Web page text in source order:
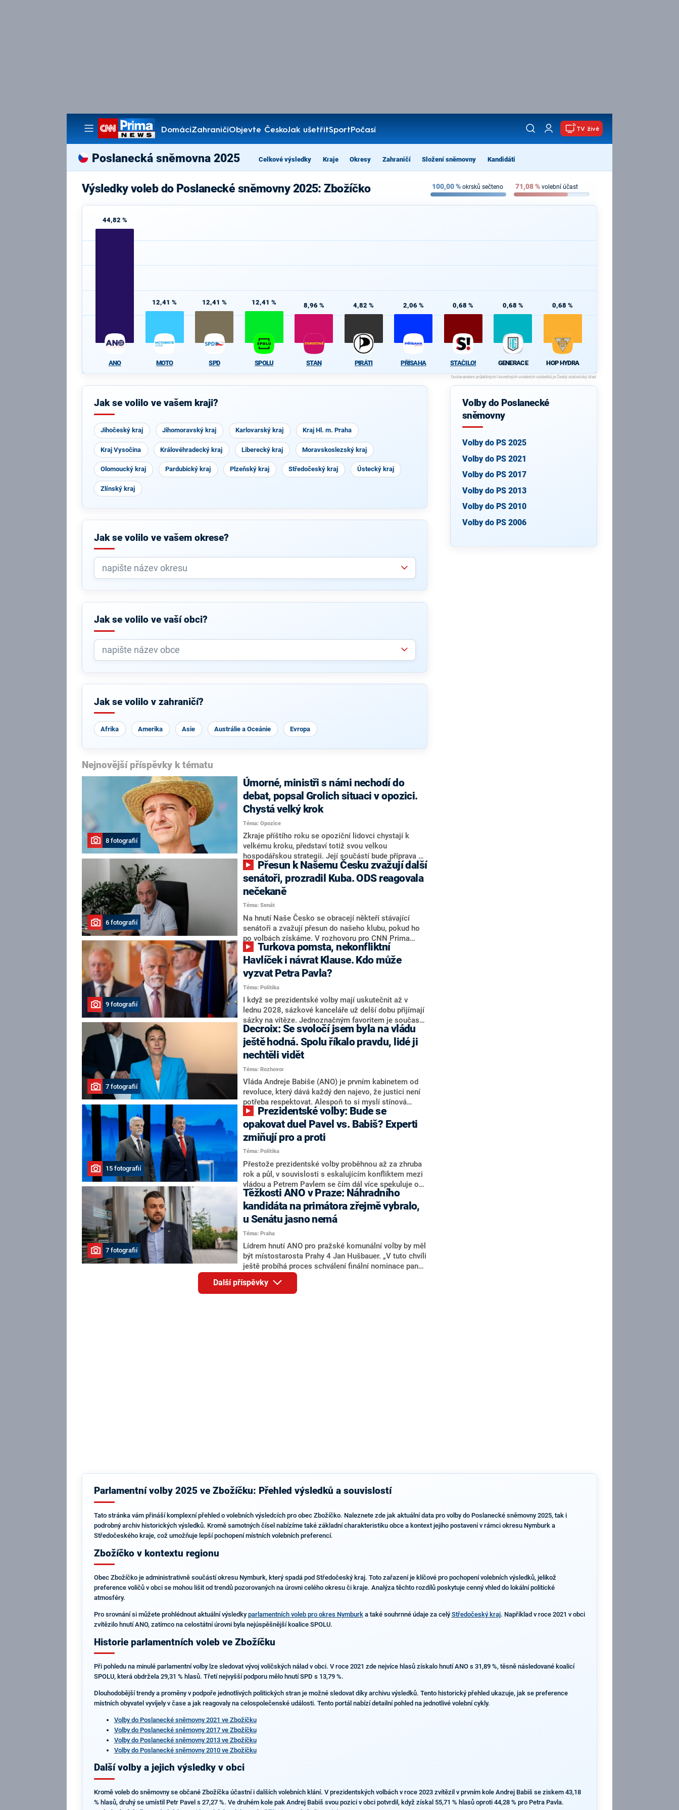
DomácíZahraničíObjevte ČeskoJak ušetřitSportPočasí
Pořady
TV živě
Poslanecká sněmovna 2025 Celkové výsledky Kraje Okresy Zahraničí Složení sněmovny Kandidáti
Výsledky voleb do Poslanecké sněmovny 2025: Zbožíčko 100,00% okrsků sečteno 71,08% volební účast
44,82 %
ANO
12,41 %
MOTO
12,41 %
SPD
12,41 %
SPOLU
8,96 %
STAN
4,82 %
PIRÁTI
2,06 %
PŘÍSAHA
0,68 %
STAČILO!
0,68 %
GENERACE
0,68 %
HOP HYDRA
Jak se volilo ve vašem kraji?
Jihočeský kraj Jihomoravský kraj Karlovarský kraj Kraj Hl. m. Praha
Kraj Vysočina Královéhradecký kraj Liberecký kraj Moravskoslezský kraj
Olomoucký kraj Pardubický kraj Plzeňský kraj Středočeský kraj Ústecký kraj
Zlínský kraj
Jak se volilo ve vašem okrese?
Jak se volilo ve vaší obci?
Jak se volilo v zahraničí?
Afrika Amerika Asie Austrálie a Oceánie Evropa
Nejnovější příspěvky k tématu
8 fotografií
Úmorné, ministři s námi nechodí do
debat, popsal Grolich situaci v opozici.
Chystá velký krok
Téma: Opozice
Zkraje příštího roku se opoziční lidovci chystají k
velkému kroku, představí totiž svou velkou
hospodářskou strategii. Její součástí bude příprava na
stárnutí populace, řekl ve středu na setkání s novináři
nový předseda lidovců Jan Grolich. Ten zároveň v
senátních volbách kandiduje ve Vyškově. Popsal i
aktivitu opozice, o níž vládní strany nebo političtí
komentátoři mluví jako o slabé a v defenzivě. „Je to
úmorná práce upozorňovat na chyby vlády. Ministři s
námi navíc nechodí do debat. Chceme ale ukazovat
svoje témata,“ odpověděl Grolich na dotaz CNN Prima
NEWS.
6 fotografií
senátoři, prozradil Kuba. ODS reagovala
nečekaně
Téma: Senát
Na hnutí Naše Česko se obracejí někteří stávající
senátoři a zvažují přesun do našeho klubu, pokud ho
po volbách získáme. V rozhovoru pro CNN Prima
NEWS to řekl zakladatel hnutí a jihočeský hejtman
Martin Kuba. Konkrétní nebyl, ale získat by takto mohl
například senátora Zdeňka Hrabu, který je dnes
součástí klubu ODS a TOP 09. Hraba to na dotaz
redakce nevyloučil. Předseda klubu senátorů ODS
Zdeněk Nytra redakci řekl, že počítá s odchodem
některých senátorů z klubu a že Naše Česko není
nepřítel, ale soupeř.
9 fotografií
Havlíček i návrat Klause. Kdo může
vyzvat Petra Pavla?
Téma: Politika
I když se prezidentské volby mají uskutečnit až v
lednu 2028, sázkové kanceláře už delší dobu přijímají
sázky na vítěze. Jednoznačným favoritem je současná
hlava státu Petr Pavel. Daleko za ním pak bookmakeři
zmiňují dva výrazné politiky ANO, tedy premiéra
Andreje Babiše a ministra průmyslu Karla Havlíčka.
Oblíbeným tipem samotných sázkařů je poslanec za
Motoristy Filip Turek. Politolog Jan Kubáček nicméně
o případné kandidatuře kohokoliv ze zmíněné trojice
značně pochybuje. Podle něj současná koalice dosud
nemá osobu, která by Pavlovi mohla konkurovat.
7 fotografií
Decroix: Se svoločí jsem byla na vládu
ještě hodná. Spolu říkalo pravdu, lidé ji
nechtěli vidět
Téma: Rozhovor
Vláda Andreje Babiše (ANO) je prvním kabinetem od
revoluce, který dává každý den najevo, že justici není
potřeba respektovat. Alespoň to si myslí stínová
ministryně spravedlnosti ODS Eva Decroix. V
rozhovoru pro CNN Prima NEWS si nebrala servítky
ohledně politického výkonu svého nástupce Jeronýma
Tejce (za ANO) či vládní zmocněnkyně pro lidská
práva Taťány Malé (ANO). Označením „svoloč“ na
adresu vlády prý byla ještě hodná. Decroix se také
vrátila k volební porážce koalice Spolu či promluvila o
hnutí Naše Česko Martina Kuby.
15 fotografií
opakovat duel Pavel vs. Babiš? Experti
zmiňují pro a proti
Téma: Politika
Přestože prezidentské volby proběhnou až za zhruba
rok a půl, v souvislosti s eskalujícím konfliktem mezi
vládou a Petrem Pavlem se čím dál více spekuluje o
tom, koho by do bitvy o Hrad mohla vyslat současná
koalice. Někteří političtí komentátoři znovu vytahují
jméno premiéra Andreje Babiše (ANO). Jak moc je
pravděpodobné, že se v prezidentských volbách 2028
bude znovu opakovat souboj z roku 2023?
7 fotografií
Těžkosti ANO v Praze: Náhradního
kandidáta na primátora zřejmě vybralo,
u Senátu jasno nemá
Téma: Praha
Lídrem hnutí ANO pro pražské komunální volby by měl
být místostarosta Prahy 4 Jan Hušbauer. „V tuto chvíli
ještě probíhá proces schválení finální nominace pana
Jana Hušbauera Výborem hnutí ANO,“ uvedl pro
redakci místopředseda pražského ANO Martin
Benkovič. O Hušbauerovi se spekulovalo jako o
Další příspěvky
Volby do Poslanecké
sněmovny
Volby do PS 2025
Volby do PS 2021
Volby do PS 2017
Volby do PS 2013
Volby do PS 2010
Volby do PS 2006
Parlamentní volby 2025 ve Zbožíčku: Přehled výsledků a souvislostí
Tato stránka vám přináší komplexní přehled o volebních výsledcích pro obec Zbožíčko. Naleznete zde jak aktuální data pro volby do Poslanecké sněmovny 2025, tak i
podrobný archiv historických výsledků. Kromě samotných čísel nabízíme také základní charakteristiku obce a kontext jejího postavení v rámci okresu Nymburk a
Středočeského kraje, což umožňuje lepší pochopení místních volebních preferencí.
Zbožíčko v kontextu regionu
Obec Zbožíčko je administrativně součástí okresu Nymburk, který spadá pod Středočeský kraj. Toto zařazení je klíčové pro pochopení volebních výsledků, jelikož
preference voličů v obci se mohou lišit od trendů pozorovaných na úrovni celého okresu či kraje. Analýza těchto rozdílů poskytuje cenný vhled do lokální politické
atmosféry.
Pro srovnání si můžete prohlédnout aktuální výsledky parlamentních voleb pro okres Nymburka také souhrnné údaje za celý Středočeský kraj. Například v roce 2021 v obci
zvítězilo hnutí ANO, zatímco na celostátní úrovni byla nejúspěšnější koalice SPOLU.
Historie parlamentních voleb ve Zbožíčku
Při pohledu na minulé parlamentní volby lze sledovat vývoj voličských nálad v obci. V roce 2021 zde nejvíce hlasů získalo hnutí ANO s 31,89 %, těsně následované koalicí
SPOLU, která obdržela 29,31 % hlasů. Třetí nejvyšší podporu mělo hnutí SPD s 13,79 %.
Dlouhodobější trendy a proměny v podpoře jednotlivých politických stran je možné sledovat díky archivu výsledků. Tento historický přehled ukazuje, jak se preference
místních obyvatel vyvíjely v čase a jak reagovaly na celospolečenské události. Tento portál nabízí detailní pohled na jednotlivé volební cykly.
Volby do Poslanecké sněmovny 2021 ve Zbožíčku
Volby do Poslanecké sněmovny 2017 ve Zbožíčku
Volby do Poslanecké sněmovny 2013 ve Zbožíčku
Volby do Poslanecké sněmovny 2010 ve Zbožíčku
Další volby a jejich výsledky v obci
Kromě voleb do sněmovny se občané Zbožíčka účastní i dalších volebních klání. V prezidentských volbách v roce 2023 zvítězil v prvním kole Andrej Babiš se ziskem 43,18
% hlasů, druhý se umístil Petr Pavel s 27,27 %. Ve druhém kole pak Andrej Babiš svou pozici v obci potvrdil, když získal 55,71 % hlasů oproti 44,28 % pro Petra Pavla.